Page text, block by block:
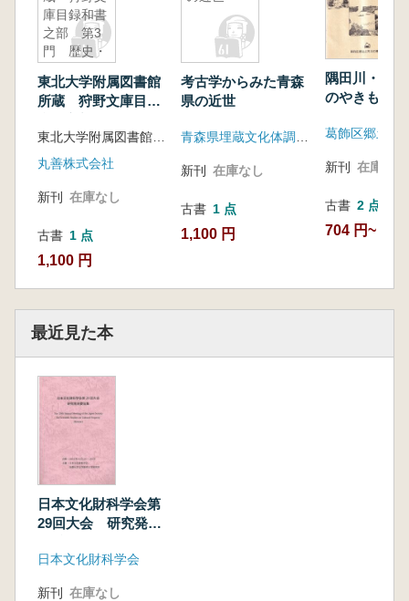
庫目録和書
之部 第3
門 歴史・
東北大学附属図書館
所蔵 狩野文庫目録
史・地理
丸善株式会社
新刊 在庫なし
古書 1 点
1,100 円
考古学からみた青森
県の近世
新刊 在庫なし
古書 1 点
1,100 円
隅田川・江
のやきもの
新刊 在庫なし
古書 2 点
704 円~
最近見た本
日本文化財科学会第
29回大会 研究発表
日本文化財科学会
新刊 在庫なし